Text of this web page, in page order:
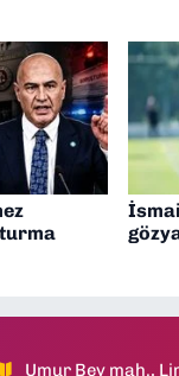
Umur Bey mah.,